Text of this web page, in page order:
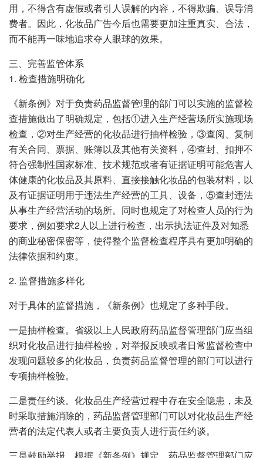
用，不得含有虚假或者引人误解的内容，不得欺骗、误导消
费者。因此，化妆品广告今后也需要更加注重真实、合法，
而不能再一味地追求夺人眼球的效果。
三、完善监管体系
1. 检查措施明确化
《新条例》对于负责药品监督管理的部门可以实施的监督检
查措施做出了明确规定，包括①进入生产经营场所实施现场
检查，②对生产经营的化妆品进行抽样检验，③查阅、复制
有关合同、票据、账簿以及其他有关资料，④查封、扣押不
符合强制性国家标准、技术规范或者有证据证明可能危害人
体健康的化妆品及其原料、直接接触化妆品的包装材料，以
及有证据证明用于违法生产经营的工具、设备，⑤查封违法
从事生产经营活动的场所。同时也规定了对检查人员的行为
要求，例如要求2人以上进行检查，出示执法证件及对知悉
的商业秘密保密等，使得整个监督检查程序具有更加明确的
法律依据和约束。
2. 监督措施多样化
对于具体的监督措施，《新条例》也规定了多种手段。
一是抽样检查。省级以上人民政府药品监督管理部门应当组
织对化妆品进行抽样检验，对举报反映或者日常监督检查中
发现问题较多的化妆品，负责药品监督管理的部门可以进行
专项抽样检验。
二是责任约谈。化妆品生产经营过程中存在安全隐患，未及
时采取措施消除的，药品监督管理部门可以对化妆品生产经
营者的法定代表人或者主要负责人进行责任约谈。
三是鼓励举报。根据《新条例》规定，药品监督管理部门应